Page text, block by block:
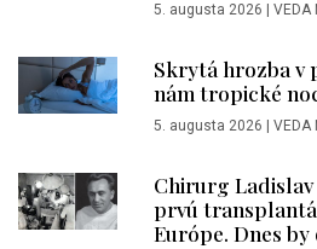
5. augusta 2026 VEDA
Skrytá hrozba v
nám tropické
5. augusta 2026 VEDA
Chirurg
prvú
Európe. Dnes